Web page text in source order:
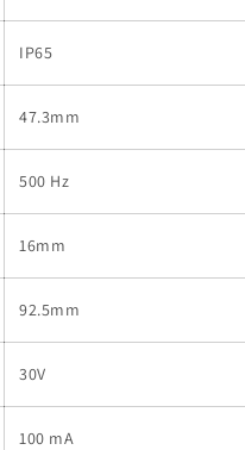
IP65
47.3mm
500 Hz
16mm
92.5mm
30V
100 mA